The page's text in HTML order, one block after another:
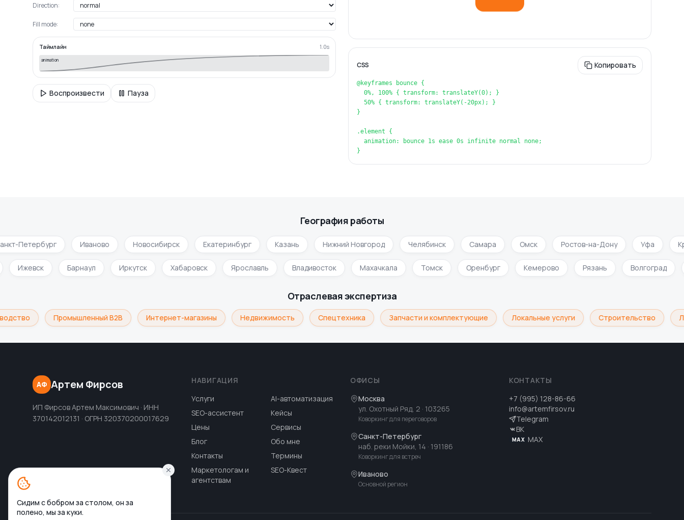
Direction:
Fill mode:
Таймлайн 1.0s
animation
Воспроизвести Пауза
CSS Копировать
@keyframes bounce {
  0%, 100% { transform: translateY(0); }
  50% { transform: translateY(-20px); }
}
.element {
  animation: bounce 1s ease 0s infinite normal none;
}
География работы
Петербург Иваново Новосибирск Екатеринбург Казань Нижний Новгород Челябинск Самара Омск Ростов-на-Дону Уфа
Ижевск Барнаул Иркутск Хабаровск Ярославль Владивосток Махачкала Томск Оренбург Кемерово Рязань Волгоград
Отраслевая экспертиза
Промышленный B2B Интернет-магазины Недвижимость Спецтехника Запчасти и комплектующие Локальные услуги Строительство
АФ Артем Фирсов
ИП Фирсов Артем Максимович · ИНН
370142012131 · ОГРН 320370200017629
НАВИГАЦИЯ
Услуги
AI-автоматизация
SEO-ассистент
Кейсы
Цены
Сервисы
Блог
Обо мне
Контакты
Термины
Маркетологам и
агентствам
SEO-Квест
ОФИСЫ
Москва
ул. Охотный Ряд, 2 · 103265
Коворкинг для переговоров
Санкт-Петербург
наб. реки Мойки, 14 · 191186
Коворкинг для встреч
Иваново
Основной регион
КОНТАКТЫ
+7 (995) 128-86-66
info@artemfirsov.ru
Telegram
ВК
MAX MAX
Сидим с бобром за столом, он за
полено, мы за куки.